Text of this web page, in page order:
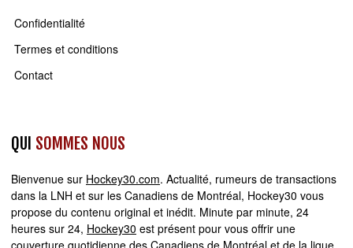
Confidentialité
Termes et conditions
Contact
QUI SOMMES NOUS
Bienvenue sur Hockey30.com. Actualité, rumeurs de transactions
dans la LNH et sur les Canadiens de Montréal, Hockey30 vous
propose du contenu original et inédit. Minute par minute, 24
heures sur 24, Hockey30 est présent pour vous offrir une
couverture quotidienne des Canadiens de Montréal et de la ligue